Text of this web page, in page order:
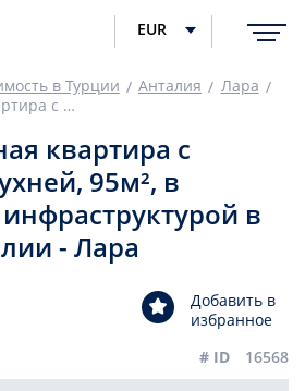
EUR
в Турции Анталия
Лара
Трехкомнатная квартира с отдельной кухней, 95м², в комплексе с инфраструктурой в районе Анталии - Лара
квартира с
95м², в
в
- Лара
Добавить в
избранное
# ID
16568